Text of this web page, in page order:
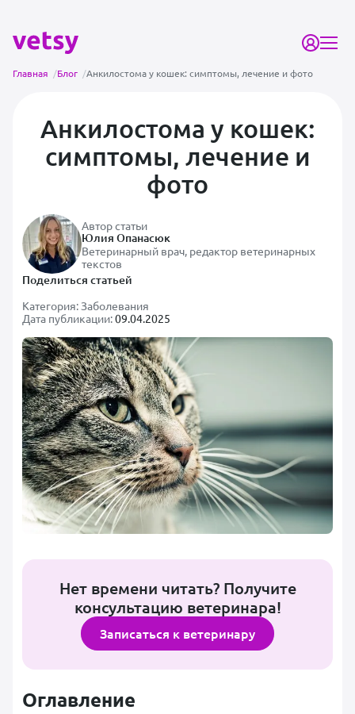
Главная /Блог /Анкилостома у кошек: симптомы, лечение и фото
Анкилостома у кошек:
симптомы, лечение и
фото
Автор статьи
Юлия Опанасюк
Ветеринарный врач, редактор ветеринарных
текстов
Поделиться статьей
Категория:Заболевания
Дата публикации:09.04.2025
Нет времени читать? Получите
консультацию ветеринара!
Записаться к ветеринару
Оглавление